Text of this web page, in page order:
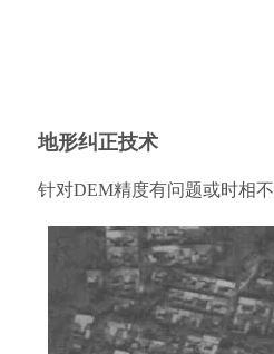
地形纠正技术
针对DEM精度有问题或时相